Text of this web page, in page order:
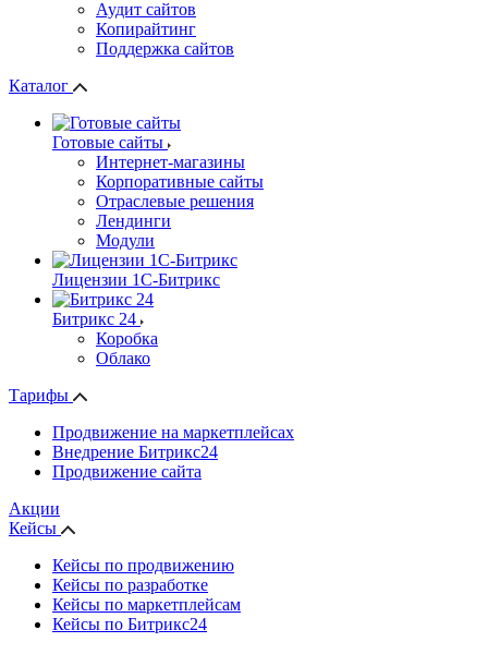
Аудит сайтов
Копирайтинг
Поддержка сайтов
Каталог
Готовые сайты
Интернет-магазины
Корпоративные сайты
Отраслевые решения
Лендинги
Модули
Лицензии 1С-Битрикс
Битрикс 24
Коробка
Облако
Тарифы
Продвижение на маркетплейсах
Внедрение Битрикс24
Продвижение сайта
Акции
Кейсы
Кейсы по продвижению
Кейсы по разработке
Кейсы по маркетплейсам
Кейсы по Битрикс24